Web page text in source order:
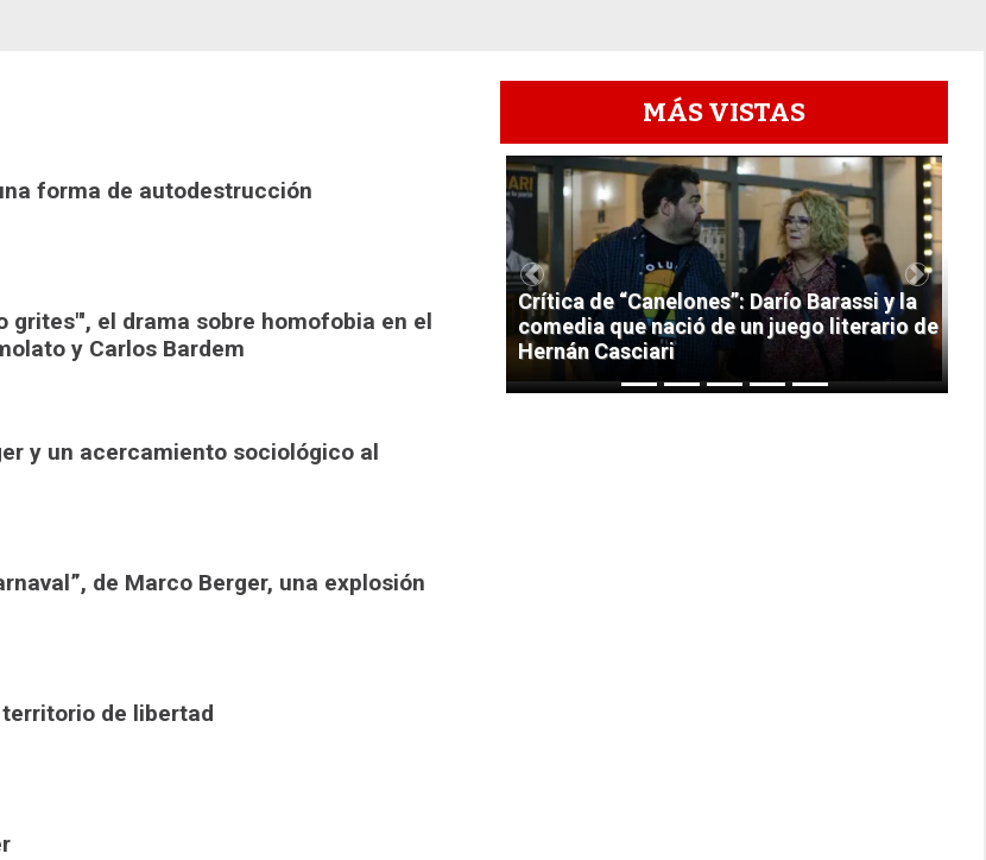
forma de autodestrucción
grites"', el drama sobre homofobia en el
y Carlos Bardem
y un acercamiento sociológico al
de Marco Berger, una explosión
de libertad
MÁS VISTAS
1
Crítica de “Canelones”: Darío Barassi y la
comedia que nació de un juego literario de
Hernán Casciari
Previous Next